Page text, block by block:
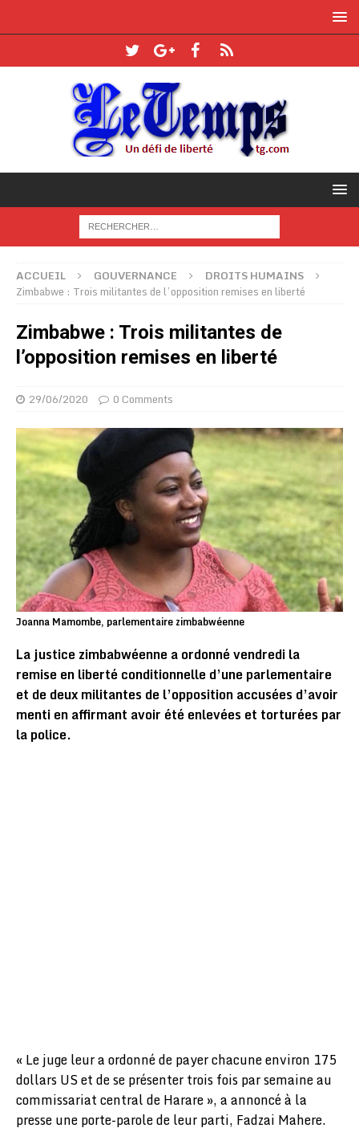
ACCUEIL GOUVERNANCE
DROITS HUMAINS
Zimbabwe : Trois militantes de l’opposition remises en liberté
Zimbabwe : Trois militantes de
l’opposition remises en liberté
29/06/2020 0 Comments
Joanna Mamombe, parlementaire zimbabwéenne
La justice zimbabwéenne a ordonné vendredi la
remise en liberté conditionnelle d’une parlementaire
et de deux militantes de l’opposition accusées d’avoir
menti en affirmant avoir été enlevées et torturées par
la police.
« Le juge leur a ordonné de payer chacune environ 175
dollars US et de se présenter trois fois par semaine au
commissariat central de Harare », a annoncé à la
presse une porte-parole de leur parti, Fadzai Mahere.